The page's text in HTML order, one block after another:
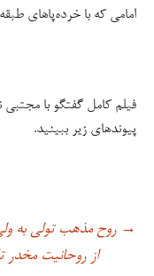
امامی که با خرده‌پاهای
فیلم کامل گفتگو با
پیوندهای زیر ببینید.
ناوبری
→ روح مذهب تولی به
از روحانیت مخدر